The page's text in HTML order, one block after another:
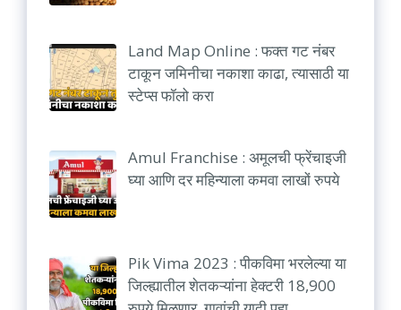
Land Map Online : फक्त गट नंबर
टाकून जमिनीचा नकाशा काढा, त्यासाठी या
स्टेप्स फॉलो करा
Amul Franchise : अमूलची फ्रेंचाइजी
घ्या आणि दर महिन्याला कमवा लाखों रुपये
Pik Vima 2023 : पीकविमा भरलेल्या या
जिल्ह्यातील शेतकऱ्यांना हेक्टरी 18,900